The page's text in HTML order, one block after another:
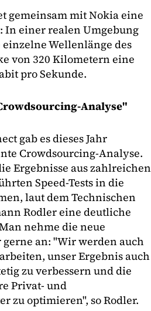
gemeinsam mit Nokia eine
In einer realen Umgebung
Wellenlänge des
von 320 Kilometern eine
pro Sekunde.
Analyse"
gab es dieses Jahr
Crowdsourcing-Analyse.
Ergebnisse aus zahlreichen
Speed-Tests in die
laut dem Technischen
Rodler eine deutliche
nehme die neue
an: "Wir werden auch
unser Ergebnis auch
zu verbessern und die
Privat- und
zu optimieren", so Rodler.